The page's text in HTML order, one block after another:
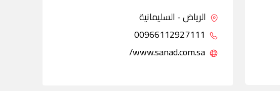
الرياض - السليمانية